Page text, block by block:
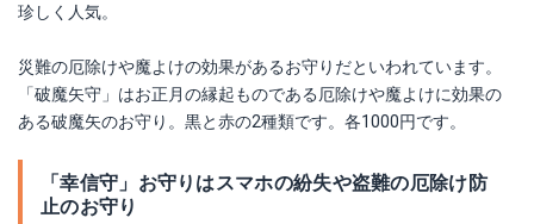
珍しく人気。
災難の厄除けや魔よけの効果があるお守りだといわれています。
「破魔矢守」はお正月の縁起ものである厄除けや魔よけに効果の
ある破魔矢のお守り。黒と赤の2種類です。各1000円です。
「幸信守」お守りはスマホの紛失や盗難の厄除け防
止のお守り